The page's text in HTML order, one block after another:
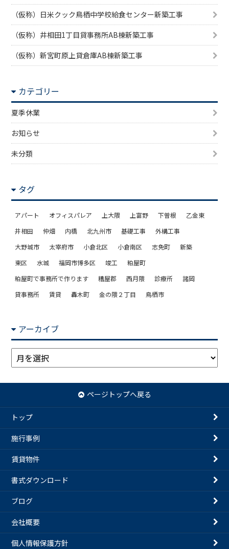
（仮称）日米クック鳥栖中学校給食センター新築工事
（仮称）井相田1丁目貸事務所AB棟新築工事
（仮称）新宮町原上貸倉庫AB棟新築工事
カテゴリー
夏季休業
お知らせ
未分類
タグ
アパート オフィスパレア 上大隈 上富野 下曽根
乙金東
井相田
仲畑 内橋 北九州市 基礎工事
外構工事
大野城市
太宰府市 小倉北区 小倉南区 志免町
新築
東区
水城 福岡市博多区 竣工
粕屋町
粕屋町で事務所で作ります
糟屋郡 西月隈 診療所
諸岡
貸事務所
賃貸 轟木町 金の隈２丁目 鳥栖市
アーカイブ
ア
ー
ブ
ページトップへ戻る
トップ
施行事例
賃貸物件
書式ダウンロード
ブログ
会社概要
個人情報保護方針